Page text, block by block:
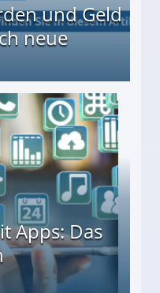
und Geld
neue
Apps: Das